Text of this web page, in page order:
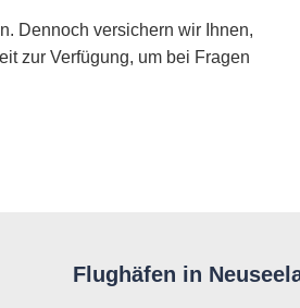
Dennoch versichern wir Ihnen,
zur Verfügung, um bei Fragen
Flughäfen in